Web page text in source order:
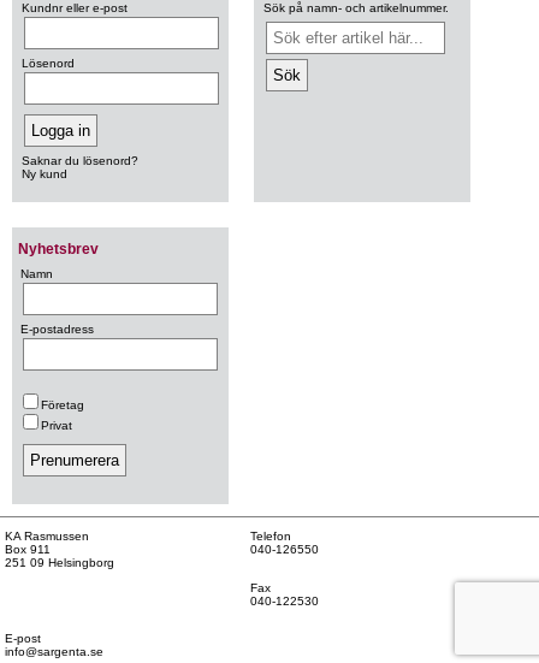
Kundnr eller e-post
Lösenord
Saknar du lösenord?
Ny kund
Sök på namn- och artikelnummer.
Nyhetsbrev
Namn
E-postadress
Företag
Privat
KA Rasmussen
Box 911
251 09 Helsingborg
Telefon
040-126550
Fax
040-122530
E-post
info@sargenta.se